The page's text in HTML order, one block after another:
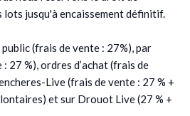
jusqu'à encaissement définitif.
(frais de vente : 27%), par
27 %), ordres d’achat (frais de
Live (frais de vente : 27 % +
et sur Drouot Live (27 % +